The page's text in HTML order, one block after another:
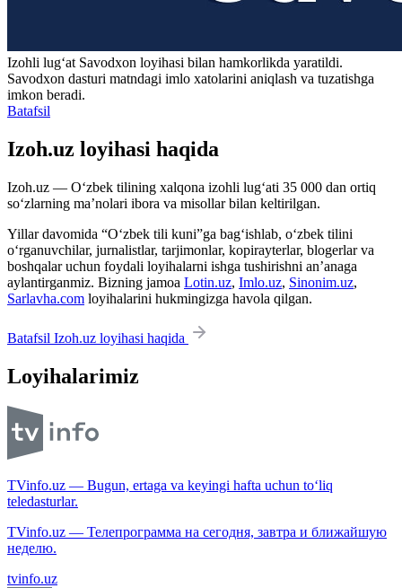
Izohli lugʻat Savodxon loyihasi bilan hamkorlikda yaratildi.
Savodxon dasturi matndagi imlo xatolarini aniqlash va tuzatishga
imkon beradi.
Batafsil
Izoh.uz loyihasi haqida
Izoh.uz — O‘zbek tilining xalqona izohli lug‘ati 35 000 dan ortiq
so‘zlarning ma’nolari ibora va misollar bilan keltirilgan.
Yillar davomida “O‘zbek tili kuni”ga bag‘ishlab, o‘zbek tilini
o‘rganuvchilar, jurnalistlar, tarjimonlar, kopirayterlar, blogerlar va
boshqalar uchun foydali loyihalarni ishga tushirishni an’anaga
aylantirganmiz. Bizning jamoa Lotin.uz, Imlo.uz, Sinonim.uz,
Sarlavha.com loyihalarini hukmingizga havola qilgan.
Batafsil Izoh.uz loyihasi haqida
Loyihalarimiz
TVinfo.uz — Bugun, ertaga va keyingi hafta uchun to‘liq
teledasturlar.
TVinfo.uz — Телепрограмма на сегодня, завтра и ближайшую
неделю.
tvinfo.uz